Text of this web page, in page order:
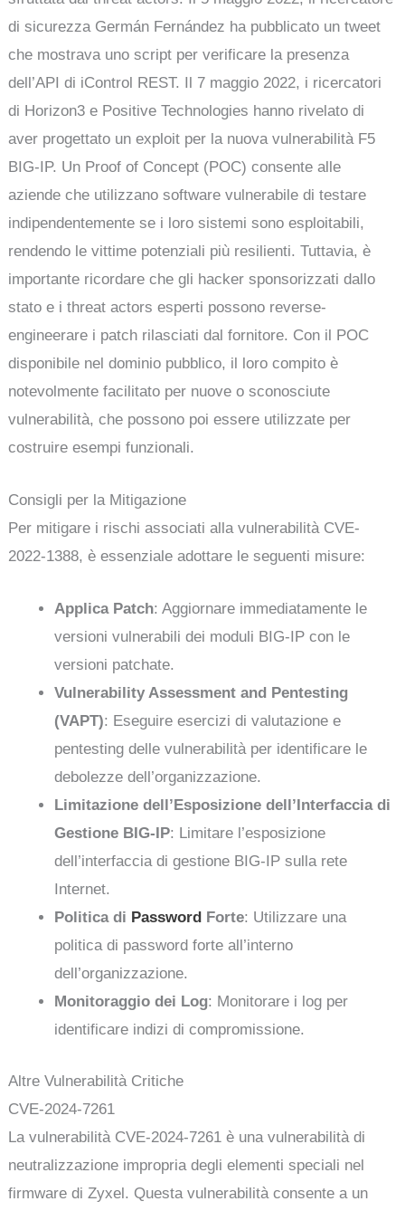
di sicurezza Germán Fernández ha pubblicato un tweet
che mostrava uno script per verificare la presenza
dell’API di iControl REST. Il 7 maggio 2022, i ricercatori
di Horizon3 e Positive Technologies hanno rivelato di
aver progettato un exploit per la nuova vulnerabilità F5
BIG-IP. Un Proof of Concept (POC) consente alle
aziende che utilizzano software vulnerabile di testare
indipendentemente se i loro sistemi sono esploitabili,
rendendo le vittime potenziali più resilienti. Tuttavia, è
importante ricordare che gli hacker sponsorizzati dallo
stato e i threat actors esperti possono reverse-
engineerare i patch rilasciati dal fornitore. Con il POC
disponibile nel dominio pubblico, il loro compito è
notevolmente facilitato per nuove o sconosciute
vulnerabilità, che possono poi essere utilizzate per
costruire esempi funzionali.
Consigli per la Mitigazione
Per mitigare i rischi associati alla vulnerabilità CVE-
2022-1388, è essenziale adottare le seguenti misure:
Applica Patch: Aggiornare immediatamente le
versioni vulnerabili dei moduli BIG-IP con le
versioni patchate.
Vulnerability Assessment and Pentesting
(VAPT): Eseguire esercizi di valutazione e
pentesting delle vulnerabilità per identificare le
debolezze dell’organizzazione.
Limitazione dell’Esposizione dell’Interfaccia di
Gestione BIG-IP: Limitare l’esposizione
dell’interfaccia di gestione BIG-IP sulla rete
Internet.
Politica di Password Forte: Utilizzare una
politica di password forte all’interno
dell’organizzazione.
Monitoraggio dei Log: Monitorare i log per
identificare indizi di compromissione.
Altre Vulnerabilità Critiche
CVE-2024-7261
La vulnerabilità CVE-2024-7261 è una vulnerabilità di
neutralizzazione impropria degli elementi speciali nel
firmware di Zyxel. Questa vulnerabilità consente a un